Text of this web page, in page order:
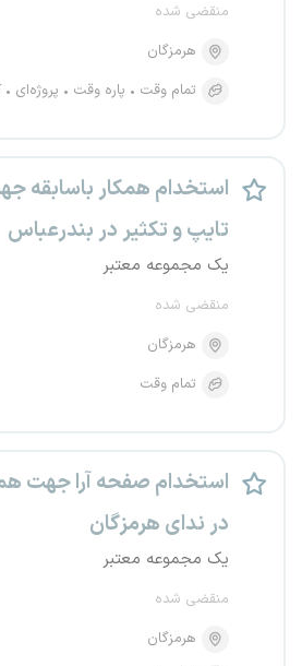
منقضی شده
هرمزگان
تمام وقت
پاره وقت پروژه‌ای
استخدام همکار باسابقه
تایپ و تکثیر در بندرعباس
یک مجموعه معتبر
منقضی شده
هرمزگان
تمام وقت
استخدام صفحه آرا جهت
در ندای هرمزگان
یک مجموعه معتبر
منقضی شده
هرمزگان